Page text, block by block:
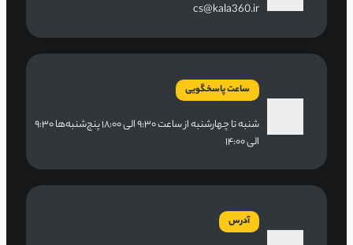
cs@kala360.ir
ساعت پاسخگویی
شنبه تا چهارشنبه از ساعت ۹:۳۰ الی ۱۸:۰۰ پنج‌شنبه‌ها ۹:۳۰
الی ۱۴:۰۰
آدرس